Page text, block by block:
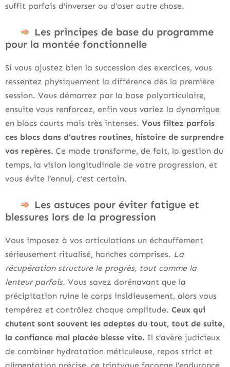
suffit parfois d’inverser ou d’oser autre chose.
Les principes de base du programme
pour la montée fonctionnelle
Si vous ajustez bien la succession des exercices, vous
ressentez physiquement la différence dès la première
session. Vous démarrez par la base polyarticulaire,
ensuite vous renforcez, enfin vous variez la dynamique
en blocs courts mais très intenses. Vous filtez parfois
ces blocs dans d’autres routines, histoire de surprendre
vos repères. Ce mode transforme, de fait, la gestion du
temps, la vision longitudinale de votre progression, et
vous évite l’ennui, c’est certain.
Les astuces pour éviter fatigue et
blessures lors de la progression
Vous imposez à vos articulations un échauffement
sérieusement ritualisé, hanches comprises. La
récupération structure le progrès, tout comme la
lenteur parfois. Vous savez dorénavant que la
précipitation ruine le corps insidieusement, alors vous
tempérez et contrôlez chaque amplitude. Ceux qui
chutent sont souvent les adeptes du tout, tout de suite,
la confiance mal placée blesse vite. Il s’avère judicieux
de combiner hydratation méticuleuse, repos strict et